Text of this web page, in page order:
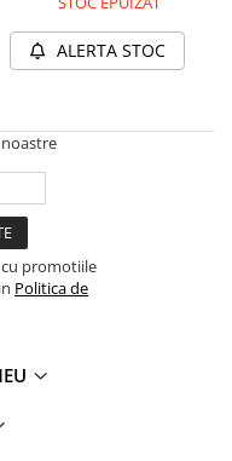
ALERTA STOC
promotiile
Politica de